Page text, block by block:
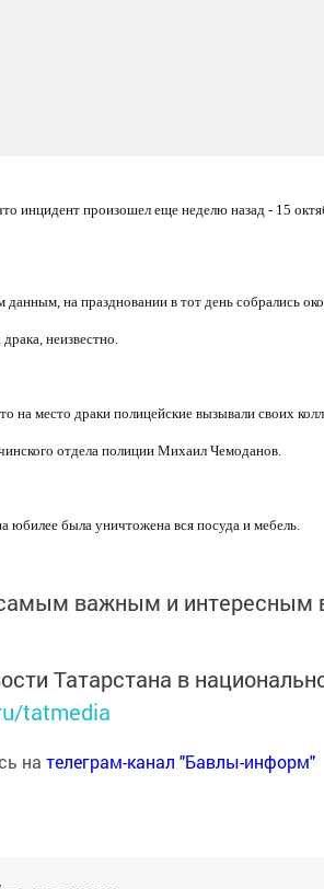
инцидент произошел еще неделю назад - 15
на праздновании в тот день собрались
неизвестно.
на место драки полицейские вызывали своих
отдела полиции Михаил Чемоданов.
юбилее была уничтожена вся посуда и мебель.
важным и интересным
Татарстана в
tatmedia
на телеграм-канал "Бавлы-информ"